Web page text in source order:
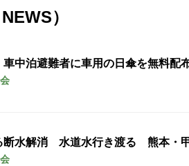
）
中泊避難者に車用の日傘を無料配
断水解消 水道水行き渡る 熊本・